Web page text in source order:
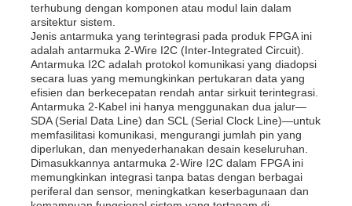
Rumah
Produk
terhubung dengan komponen atau modul lain dalam
arsitektur sistem.
Jenis antarmuka yang terintegrasi pada produk FPGA ini
adalah antarmuka 2-Wire I2C (Inter-Integrated Circuit).
Antarmuka I2C adalah protokol komunikasi yang diadopsi
secara luas yang memungkinkan pertukaran data yang
efisien dan berkecepatan rendah antar sirkuit terintegrasi.
Antarmuka 2-Kabel ini hanya menggunakan dua jalur—
SDA (Serial Data Line) dan SCL (Serial Clock Line)—untuk
memfasilitasi komunikasi, mengurangi jumlah pin yang
diperlukan, dan menyederhanakan desain keseluruhan.
Dimasukkannya antarmuka 2-Wire I2C dalam FPGA ini
memungkinkan integrasi tanpa batas dengan berbagai
periferal dan sensor, meningkatkan keserbagunaan dan